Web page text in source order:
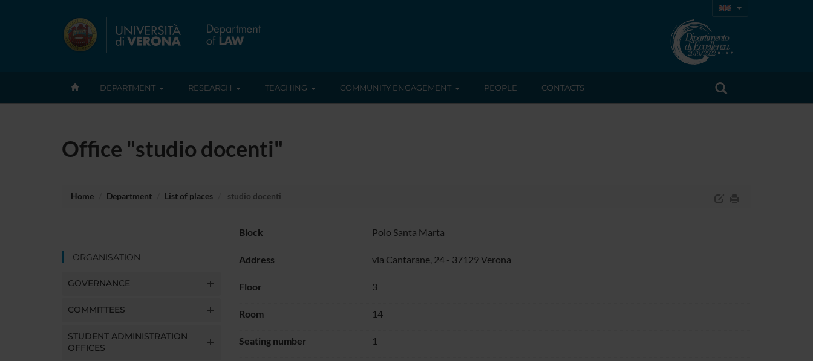
DEPARTMENT RESEARCH TEACHING COMMUNITY ENGAGEMENT PEOPLE CONTACTS
Office "studio docenti"
Home Department List of places studio docenti
ORGANISATION
GOVERNANCE
COMMITTEES
STUDENT ADMINISTRATION
OFFICES
Block Polo Santa Marta
Address via Cantarane, 24 - 37129 Verona
Floor 3
Room 14
Seating number 1